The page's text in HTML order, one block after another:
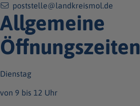
poststelle@landkreismol.de
Allgemeine
Öffnungszeiten
Dienstag
von 9 bis 12 Uhr